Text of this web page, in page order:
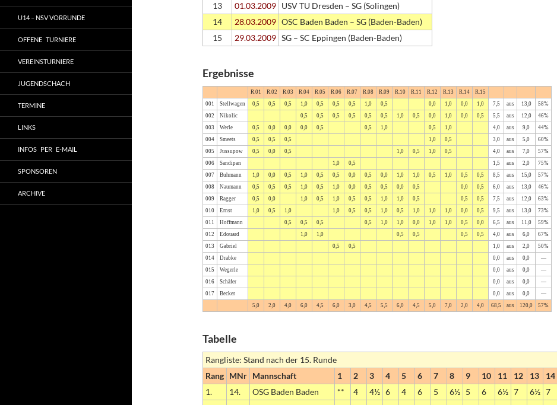
13
01.03.2009 USV TU Dresden – SG (Solingen)
14
28.03.2009 OSC Baden Baden – SG (Baden-Baden)
15
29.03.2009 SG – SC Eppingen (Baden-Baden)
Ergebnisse
R.01 R.02 R.03 R.04 R.05 R.06 R.07 R.08 R.09 R.10 R.11 R.12 R.13 R.14
R.15
001
Stellwagen 0,5 0,5 0,5 1,0 0,5 0,5 0,5 1,0 0,5 0,0 1,0 0,0 1,0 7,5 aus 13,0
58%
002
Nikolic 0,5 0,5 0,5 0,5 0,5 0,5 1,0 0,5 0,0 1,0 0,0 0,5 5,5 aus 12,0
46%
003
Werle 0,5 0,0 0,0 0,0 0,5 0,5 1,0 0,5 1,0 4,0 aus 9,0
44%
004
Smeets 0,5 0,5 0,5 1,0 0,5 3,0 aus 5,0
60%
005
Jussupow 0,5 0,0 0,5 1,0 0,5 1,0 0,5 4,0 aus 7,0
57%
006
Sandipan 1,0 0,5 1,5 aus 2,0
75%
007
Buhmann 1,0 0,0 0,5 1,0 0,5 0,5 0,0 0,5 0,0 1,0 1,0 0,5 1,0 0,5 0,5 8,5 aus 15,0
57%
008
Naumann 0,5 0,5 0,5 1,0 0,5 1,0 0,0 0,5 0,5 0,0 0,5 0,0 0,5 6,0 aus 13,0
46%
009
Ragger 0,5 0,0 1,0 0,5 1,0 0,5 0,5 1,0 1,0 0,5 0,5 0,5 7,5 aus 12,0
63%
010
Ernst 1,0 0,5 1,0 1,0 0,5 0,5 1,0 0,5 1,0 1,0 1,0 0,0 0,5 9,5 aus 13,0
73%
011
Hoffmann 0,5 0,5 0,5 0,5 1,0 1,0 0,0 1,0 1,0 0,5 0,0 6,5 aus 11,0
59%
012
Edouard 1,0 1,0 0,5 0,5 0,5 0,5 4,0 aus 6,0
67%
013
Gabriel 0,5 0,5 1,0 aus 2,0
50%
014
Drabke 0,0 aus 0,0
—
015
Wegerle 0,0 aus 0,0
—
016
Schäfer 0,0 aus 0,0
—
017
Becker 0,0 aus 0,0
—
5,0
2,0 4,0 6,0 4,5 6,0 3,0 4,5 5,5 6,0 4,5 5,0 7,0 2,0 4,0 68,5 aus 120,0 57%
Tabelle
Rangliste: Stand nach der 15. Runde
Rang MNr Mannschaft 1 2 3 4 5 6 7 8 9 10 11 12 13 14
1.
14. OSG Baden Baden ** 4 4½ 6 4 6 5 6½ 5 6 6½ 7 6½ 7
U14 – NSV VORRUNDE
OFFENE TURNIERE
VEREINSTURNIERE
JUGENDSCHACH
TERMINE
LINKS
INFOS PER E-MAIL
SPONSOREN
ARCHIVE